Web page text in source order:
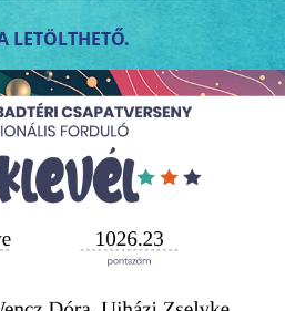
LETÖLTHETŐ.